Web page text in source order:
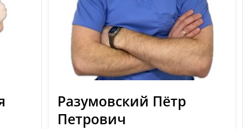
Разумовский Пётр
Петрович